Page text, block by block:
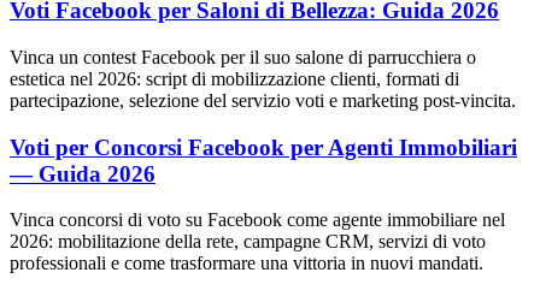
Voti Facebook per Saloni di Bellezza: Guida 2026
Vinca un contest Facebook per il suo salone di parrucchiera o
estetica nel 2026: script di mobilizzazione clienti, formati di
partecipazione, selezione del servizio voti e marketing post-vincita.
Voti per Concorsi Facebook per Agenti Immobiliari
— Guida 2026
Vinca concorsi di voto su Facebook come agente immobiliare nel
2026: mobilitazione della rete, campagne CRM, servizi di voto
professionali e come trasformare una vittoria in nuovi mandati.